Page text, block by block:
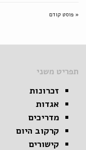
« פוסט קודם
תפריט משני
זכרונות
אגדות
מדריכים
קרקוב היום
קישורים